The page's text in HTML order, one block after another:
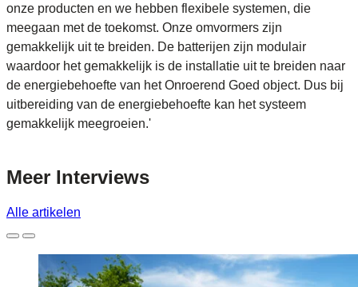
onze producten en we hebben flexibele systemen, die
meegaan met de toekomst. Onze omvormers zijn
gemakkelijk uit te breiden. De batterijen zijn modulair
waardoor het gemakkelijk is de installatie uit te breiden naar
de energiebehoefte van het Onroerend Goed object. Dus bij
uitbereiding van de energiebehoefte kan het systeem
gemakkelijk meegroeien.'
Meer Interviews
Alle artikelen